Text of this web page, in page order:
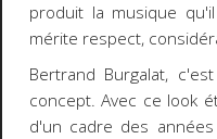
produit la musique
mérite respect,
Bertrand Burgalat,
concept. Avec ce look
d'un cadre des